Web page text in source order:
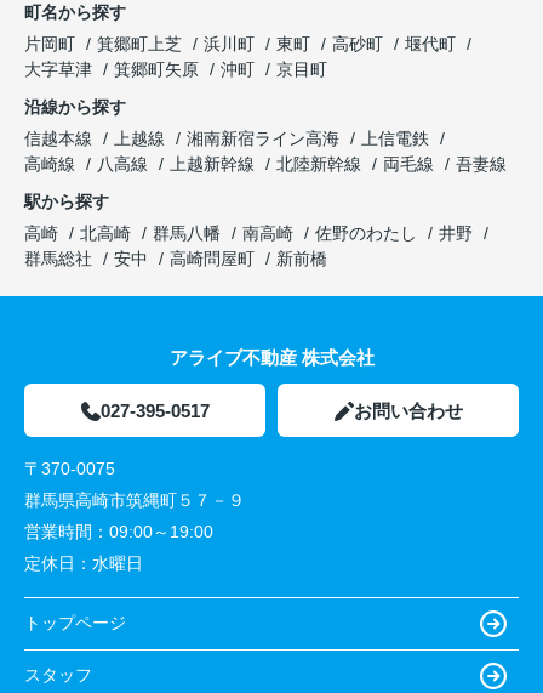
町名から探す
片岡町
箕郷町上芝 浜川町 東町 高砂町
堰代町
大字草津
箕郷町矢原 沖町
京目町
沿線から探す
信越本線
上越線 湘南新宿ライン高海
上信電鉄
高崎線
八高線 上越新幹線 北陸新幹線 両毛線
吾妻線
駅から探す
高崎
北高崎 群馬八幡 南高崎 佐野のわたし
井野
群馬総社
安中 高崎問屋町 新前橋
アライブ不動産 株式会社
027-395-0517 お問い合わせ
〒370-0075
群馬県高崎市筑縄町５７－９
営業時間： 09:00～19:00
定休日： 水曜日
トップページ
スタッフ